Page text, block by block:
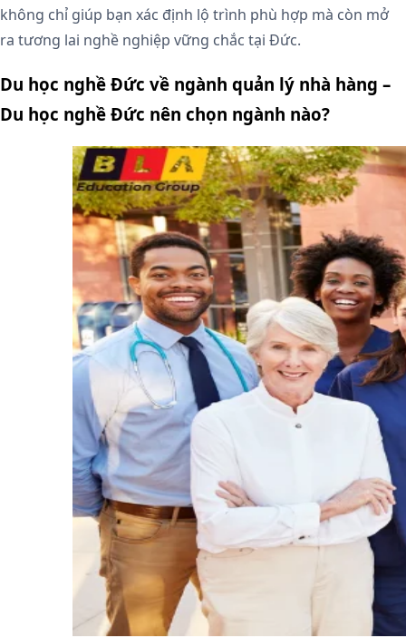
không chỉ giúp bạn xác định lộ trình phù hợp mà còn mở
ra tương lai nghề nghiệp vững chắc tại Đức.
Du học nghề Đức về ngành quản lý nhà hàng –
Du học nghề Đức nên chọn ngành nào?